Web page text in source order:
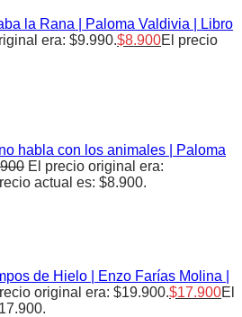
la Rana | Paloma Valdivia | Libro
era: $9.990.$8.900El precio
habla con los animales | Paloma
El precio original era:
actual es: $8.900.
de Hielo | Enzo Farías Molina |
original era: $19.900.$17.900El